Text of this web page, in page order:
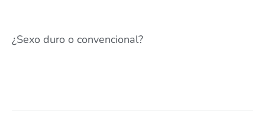
¿Sexo duro o convencional?